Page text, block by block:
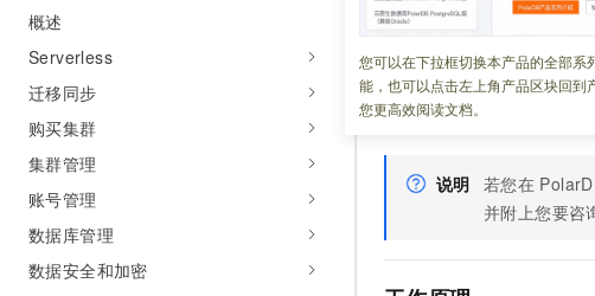
您可以在下拉框切换本产品的全部系
能，也可以点击左上角产品区块回到
您更高效阅读文档。
概述
Serverless
迁移同步
购买集群
集群管理
账号管理
数据库管理
数据安全和加密
智能体（AI Agent）应用
忆管理是为 AI 应用提供长
PolarDB 集群中，并结合
户体验。
说明 若您在
并附上您要咨
文本生成
Qwen3.8-Max HOT
智能体时代全能旗舰模型
人工智能与机器学习
计算
容器
存储
网络与CDN
无影云电脑
随时随地安全接入的云上超级电脑
云解析DNS
云原生大数据计算服务
面向分析的企业级SaaS模式云数据仓
AI
互联网应用开发
大数据
现代化应用
安全
网络
Hermes Agent，打造自进化智能体
自主进化，持久记忆，越用越聪明
快速拥有专属 OpenClaw
云工开物
高校专属算力普惠，学生认证享300
免费试用
解决方案免费试用 新老同享
最高领取价值200元试用点，立即开
AI 产品 免费试用
友盟天域
观测云
Tuya 物联网平台阿里云版
电子合同
Salesforce On Alibaba Cloud
Consulting Partner 合作计划
工单服务
短信专区
安全合规
分析师报告
研究报告与白皮书
天池大赛